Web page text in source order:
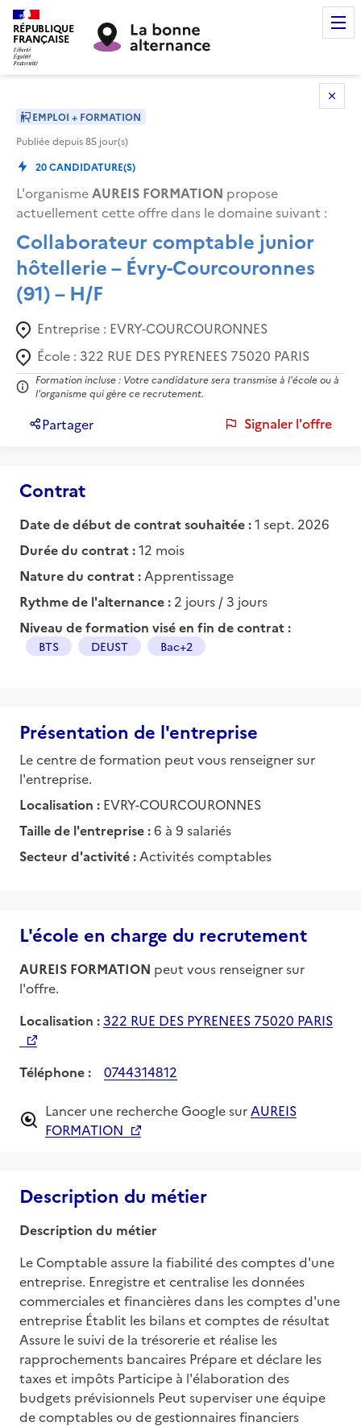
RÉPUBLIQUE
FRANÇAISE
EMPLOI + FORMATION
Publiée depuis85 jour(s)
20CANDIDATURE(S)
L'organismeAUREIS FORMATION propose
actuellement cette offre dans le domaine suivant :
Collaborateur comptable junior
hôtellerie – Évry-Courcouronnes
(91) – H/F
Entreprise : EVRY-COURCOURONNES
École : 322 RUE DES PYRENEES 75020 PARIS
Formation incluse : Votre candidature sera transmise à l'école ou à
l'organisme qui gère ce recrutement.
Partager Signaler l'offre
Contrat
Date de début de contrat souhaitée :1 sept. 2026
Durée du contrat :12 mois
Nature du contrat : Apprentissage
Rythme de l'alternance : 2 jours / 3 jours
Niveau de formation visé en fin de contrat :
BTS DEUST Bac+2
Présentation de l'entreprise
Le centre de formation peut vous renseigner sur
l'entreprise.
Localisation : EVRY-COURCOURONNES
Taille de l'entreprise :6 à 9 salariés
Secteur d'activité : Activités comptables
L'école en charge du recrutement
AUREIS FORMATION peut vous renseigner sur
l'offre.
Localisation :322 RUE DES PYRENEES 75020 PARIS
Téléphone : 0744314812
Lancer une recherche Google sur AUREIS
FORMATION
Description du métier
Description du métier
Le Comptable assure la fiabilité des comptes d'une
entreprise. Enregistre et centralise les données
commerciales et financières dans les comptes d'une
entreprise Établit les bilans et comptes de résultat
Assure le suivi de la trésorerie et réalise les
rapprochements bancaires Prépare et déclare les
taxes et impôts Participe à l'élaboration des
budgets prévisionnels Peut superviser une équipe
de comptables ou de gestionnaires financiers